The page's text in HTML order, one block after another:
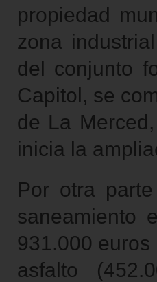
propiedad
zona
del conjunto
Capitol, se
de La
inicia la
Por otra
saneamiento
931.000
asfalto